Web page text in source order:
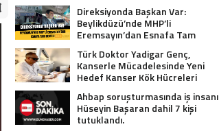
Direksiyonda Başkan Var:
Beylikdüzü’nde MHP’li
Eremsayın’dan Esnafa Tam
Türk Doktor Yadigar Genç,
Kanserle Mücadelesinde Yeni
Hedef Kanser Kök Hücreleri
Ahbap soruşturmasında iş insanı
Hüseyin Başaran dahil 7 kişi
tutuklandı.